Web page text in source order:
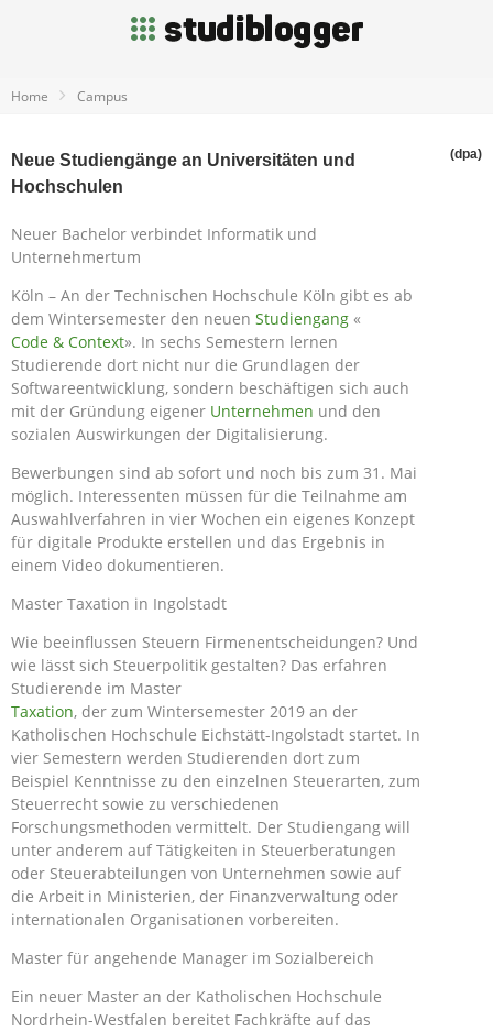
Home Campus
Neue Studiengänge an Universitäten und
Hochschulen
(dpa)
Neuer Bachelor verbindet Informatik und
Unternehmertum
Köln – An der Technischen Hochschule Köln gibt es ab
dem Wintersemester den neuen Studiengang «
Code & Context». In sechs Semestern lernen
Studierende dort nicht nur die Grundlagen der
Softwareentwicklung, sondern beschäftigen sich auch
mit der Gründung eigener Unternehmen und den
sozialen Auswirkungen der Digitalisierung.
Bewerbungen sind ab sofort und noch bis zum 31. Mai
möglich. Interessenten müssen für die Teilnahme am
Auswahlverfahren in vier Wochen ein eigenes Konzept
für digitale Produkte erstellen und das Ergebnis in
einem Video dokumentieren.
Master Taxation in Ingolstadt
Wie beeinflussen Steuern Firmenentscheidungen? Und
wie lässt sich Steuerpolitik gestalten? Das erfahren
Studierende im Master
Taxation, der zum Wintersemester 2019 an der
Katholischen Hochschule Eichstätt-Ingolstadt startet. In
vier Semestern werden Studierenden dort zum
Beispiel Kenntnisse zu den einzelnen Steuerarten, zum
Steuerrecht sowie zu verschiedenen
Forschungsmethoden vermittelt. Der Studiengang will
unter anderem auf Tätigkeiten in Steuerberatungen
oder Steuerabteilungen von Unternehmen sowie auf
die Arbeit in Ministerien, der Finanzverwaltung oder
internationalen Organisationen vorbereiten.
Master für angehende Manager im Sozialbereich
Ein neuer Master an der Katholischen Hochschule
Nordrhein-Westfalen bereitet Fachkräfte auf das